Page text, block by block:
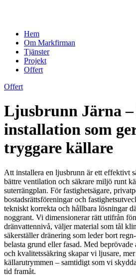
Hem
Om Markfirman
Tjänster
Projekt
Offert
Offert
Ljusbrunn Järna
installation som
tryggare källare
Att installera en ljusbrunn är ett effektivt
bättre ventilation och säkrare miljö runt
suterrängplan. För fastighetsägare,
bostadsrättsföreningar och
tekniskt korrekta och hållbara lösningar
noggrant. Vi dimensionerar rätt utifrån
dränvattennivå, väljer material som tål
säkerställer dränering som leder bort
belasta grund eller fasad. Med
och kvalitetssäkring skapar vi ljusare,
källarutrymmen – samtidigt som vi
tid framåt.